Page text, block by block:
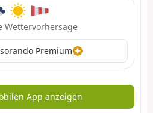
Wettervorhersage
Premium
App anzeigen